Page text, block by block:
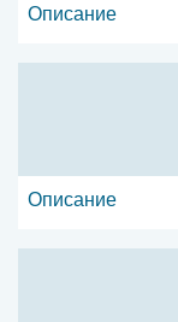
Описание
Описание